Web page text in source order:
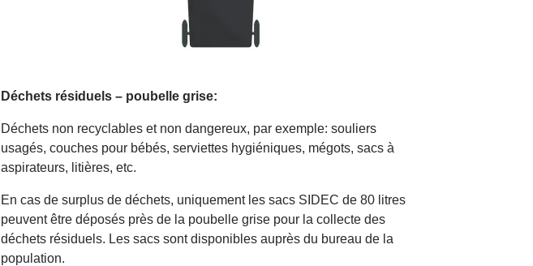
Déchets résiduels – poubelle grise:
Déchets non recyclables et non dangereux, par exemple: souliers
usagés, couches pour bébés, serviettes hygiéniques, mégots, sacs à
aspirateurs, litières, etc.
En cas de surplus de déchets, uniquement les sacs SIDEC de 80 litres
peuvent être déposés près de la poubelle grise pour la collecte des
déchets résiduels. Les sacs sont disponibles auprès du bureau de la
population.